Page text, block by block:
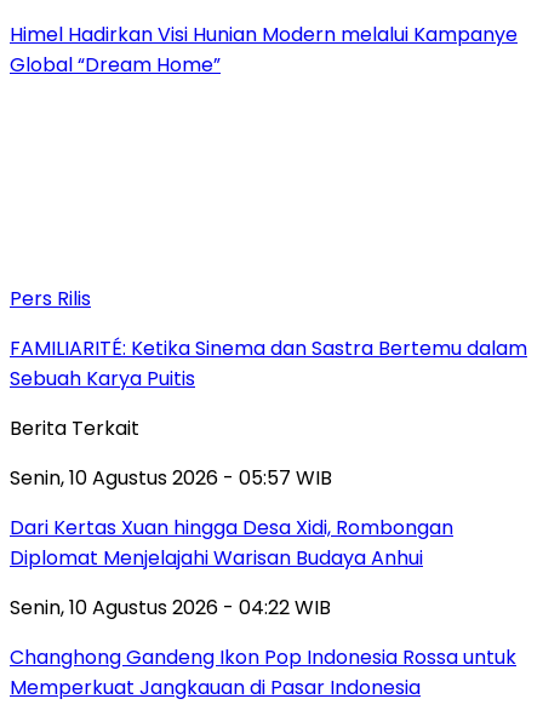
Himel Hadirkan Visi Hunian Modern melalui Kampanye
Global “Dream Home”
Pers Rilis
FAMILIARITÉ: Ketika Sinema dan Sastra Bertemu dalam
Sebuah Karya Puitis
Berita Terkait
Senin, 10 Agustus 2026 - 05:57 WIB
Dari Kertas Xuan hingga Desa Xidi, Rombongan
Diplomat Menjelajahi Warisan Budaya Anhui
Senin, 10 Agustus 2026 - 04:22 WIB
Changhong Gandeng Ikon Pop Indonesia Rossa untuk
Memperkuat Jangkauan di Pasar Indonesia